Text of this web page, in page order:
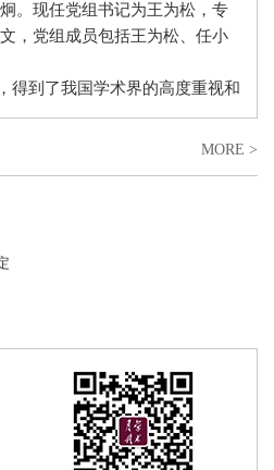
。现任党组书记为王为松，专
，党组成员包括王为松、任小
得到了我国学术界的高度重视和
题写了刊名。在创刊和复刊
，我国哲学社会科学界上百位
华、徐中玉、朱东润、孙怀
仁、夏禹龙、姚耐、蒋学模、
编委、编委。历任总编辑为：
黄迎暑、王邦佐、田卫平、金
为钱运春。其中，王亚夫任总
术月刊》的创建、成长和发展
刊》始终以马克思主义及其中国
繁荣发展中国哲学社会科学为
，以“敢为学术先，宽容百家
MORE >